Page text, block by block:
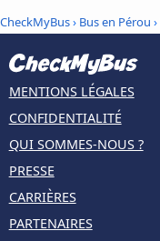
CheckMyBus› Bus en Pérou ›
MENTIONS LÉGALES
CONFIDENTIALITÉ
QUI SOMMES-NOUS ?
PRESSE
CARRIÈRES
PARTENAIRES